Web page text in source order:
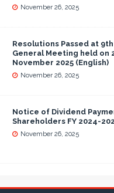
November 26, 2025
Resolutions Passed at
General Meeting held on
November 2025 (English)
November 26, 2025
Notice of Dividend
Shareholders FY 2024-
November 26, 2025